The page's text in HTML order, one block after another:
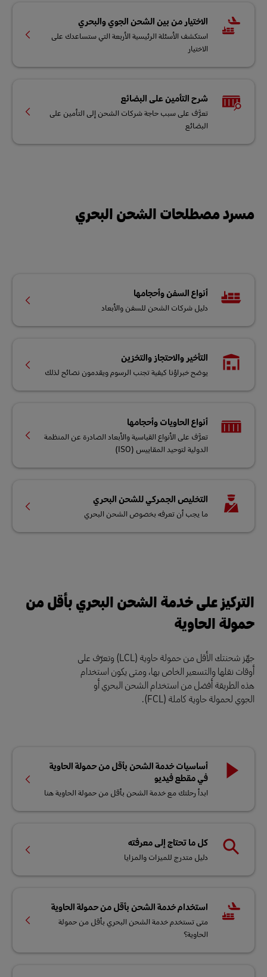
الاختيار من بين الشحن الجوي والبحري
استكشف الأسئلة الرئيسية الأربعة التي ستساعدك على
الاختيار
شرح التأمين على البضائع
تعرَّف على سبب حاجة شركات الشحن إلى التأمين على
البضائع
مسرد مصطلحات الشحن البحري
أنواع السفن وأحجامها
دليل شركات الشحن للسفن والأبعاد
التأخير والاحتجاز والتخزين
يوضح خبراؤنا كيفية تجنب الرسوم ويقدمون نصائح لذلك
أنواع الحاويات وأحجامها
تعرَّف على الأنواع القياسية والأبعاد الصادرة عن المنظمة
الدولية لتوحيد المقاييس (ISO)
التخليص الجمركي للشحن البحري
ما يجب أن تعرفه بخصوص الشحن البحري
التركيز على خدمة الشحن البحري بأقل من
حمولة الحاوية
جهّز شحنتك الأقل من حمولة حاوية (LCL) وتعرّف على
أوقات نقلها والتسعير الخاص بها، ومتى يكون استخدام
هذه الطريقة أفضل من استخدام الشحن البحري أو
الجوي لحمولة حاوية كاملة (FCL).
أساسيات خدمة الشحن بأقل من حمولة الحاوية
في مقطع فيديو
ابدأ رحلتك مع خدمة الشحن بأقل من حمولة الحاوية هنا
كل ما تحتاج إلى معرفته
دليل متدرج للميزات والمزايا
استخدام خدمة الشحن بأقل من حمولة الحاوية
متى تستخدم خدمة الشحن البحري بأقل من حمولة
الحاوية؟